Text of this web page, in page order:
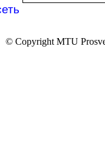
© Copyright MTU